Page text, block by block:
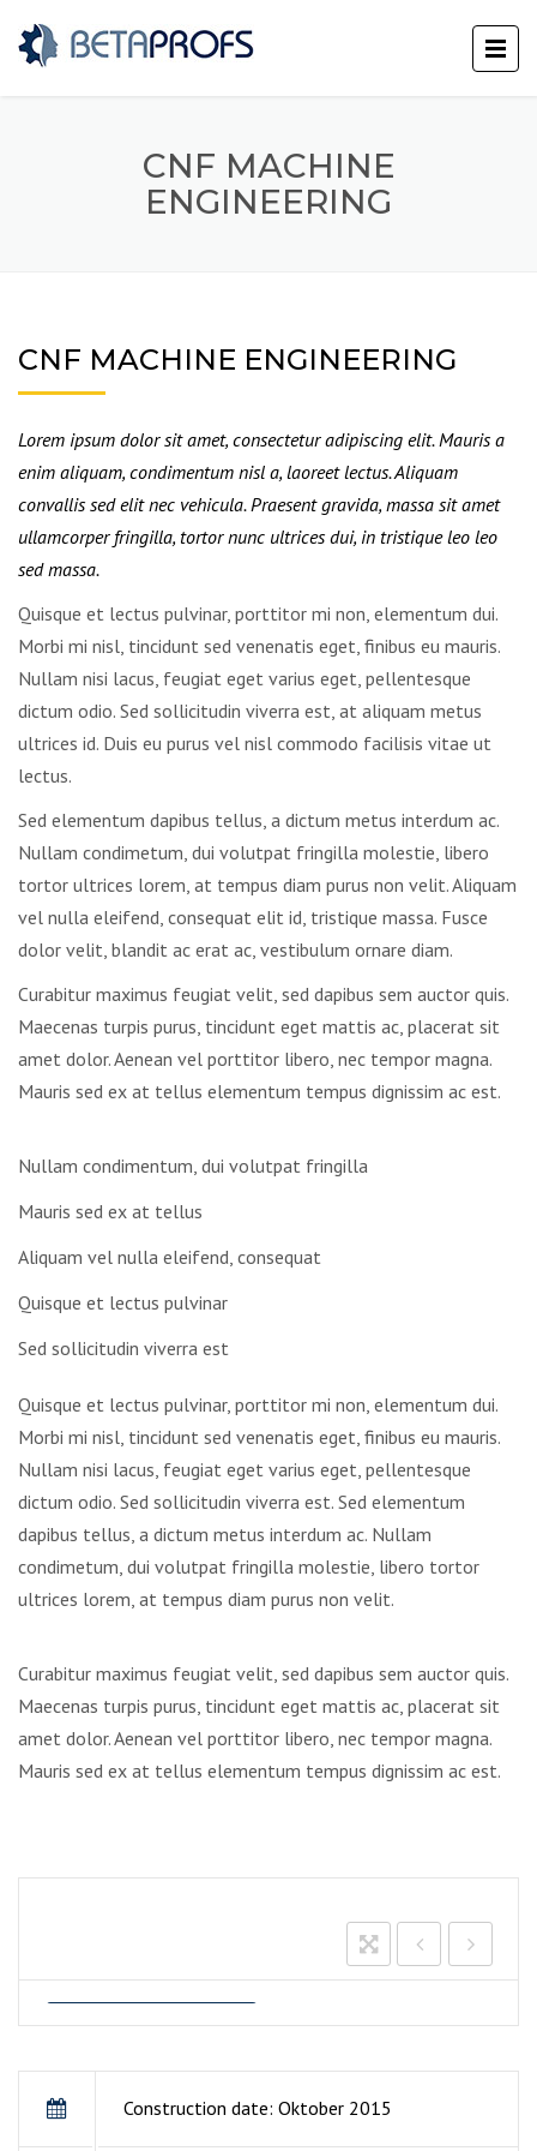
CNF MACHINE
ENGINEERING
CNF MACHINE ENGINEERING
Lorem ipsum dolor sit amet, consectetur adipiscing elit. Mauris a
enim aliquam, condimentum nisl a, laoreet lectus. Aliquam
convallis sed elit nec vehicula. Praesent gravida, massa sit amet
ullamcorper fringilla, tortor nunc ultrices dui, in tristique leo leo
sed massa.
Quisque et lectus pulvinar, porttitor mi non, elementum dui.
Morbi mi nisl, tincidunt sed venenatis eget, finibus eu mauris.
Nullam nisi lacus, feugiat eget varius eget, pellentesque
dictum odio. Sed sollicitudin viverra est, at aliquam metus
ultrices id. Duis eu purus vel nisl commodo facilisis vitae ut
lectus.
Sed elementum dapibus tellus, a dictum metus interdum ac.
Nullam condimetum, dui volutpat fringilla molestie, libero
tortor ultrices lorem, at tempus diam purus non velit. Aliquam
vel nulla eleifend, consequat elit id, tristique massa. Fusce
dolor velit, blandit ac erat ac, vestibulum ornare diam.
Curabitur maximus feugiat velit, sed dapibus sem auctor quis.
Maecenas turpis purus, tincidunt eget mattis ac, placerat sit
amet dolor. Aenean vel porttitor libero, nec tempor magna.
Mauris sed ex at tellus elementum tempus dignissim ac est.
Nullam condimentum, dui volutpat fringilla
Mauris sed ex at tellus
Aliquam vel nulla eleifend, consequat
Quisque et lectus pulvinar
Sed sollicitudin viverra est
Quisque et lectus pulvinar, porttitor mi non, elementum dui.
Morbi mi nisl, tincidunt sed venenatis eget, finibus eu mauris.
Nullam nisi lacus, feugiat eget varius eget, pellentesque
dictum odio. Sed sollicitudin viverra est. Sed elementum
dapibus tellus, a dictum metus interdum ac. Nullam
condimetum, dui volutpat fringilla molestie, libero tortor
ultrices lorem, at tempus diam purus non velit.
Curabitur maximus feugiat velit, sed dapibus sem auctor quis.
Maecenas turpis purus, tincidunt eget mattis ac, placerat sit
amet dolor. Aenean vel porttitor libero, nec tempor magna.
Mauris sed ex at tellus elementum tempus dignissim ac est.
Construction date: Oktober 2015